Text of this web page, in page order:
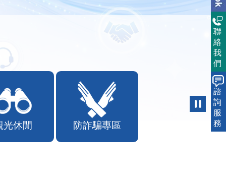
光休閒 防詐騙專區
聯
絡
我
們
諮
詢
服
務